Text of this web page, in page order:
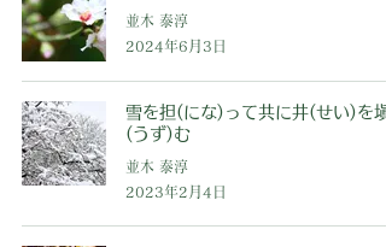
並木 泰淳
2024年6月3日
雪を担(にな)って共に井(せい)を塡
(うず)む
並木 泰淳
2023年2月4日